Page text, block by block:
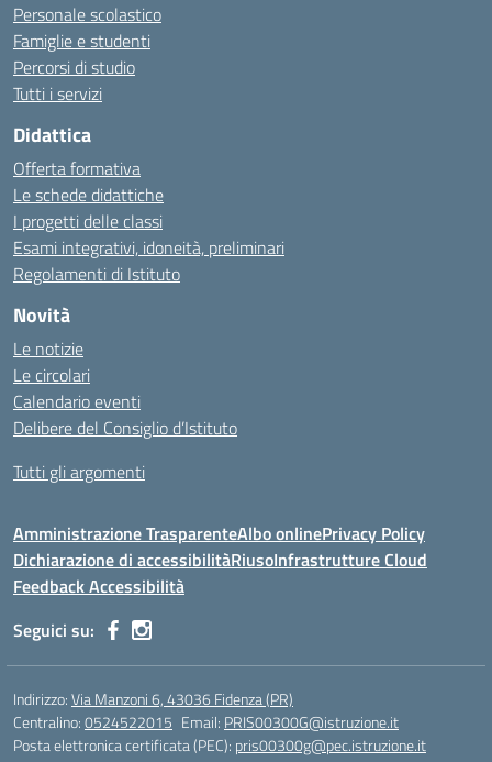
Personale scolastico
Famiglie e studenti
Percorsi di studio
Tutti i servizi
Didattica
Offerta formativa
Le schede didattiche
I progetti delle classi
Esami integrativi, idoneità, preliminari
Regolamenti di Istituto
Novità
Le notizie
Le circolari
Calendario eventi
Delibere del Consiglio d’Istituto
Tutti gli argomenti
Amministrazione TrasparenteAlbo onlinePrivacy Policy
Dichiarazione di accessibilitàRiusoInfrastrutture Cloud
Feedback Accessibilità
Seguici su:
Indirizzo:Via Manzoni 6, 43036 Fidenza (PR)
Centralino:0524522015 Email: PRIS00300G@istruzione.it
Posta elettronica certificata (PEC): pris00300g@pec.istruzione.it